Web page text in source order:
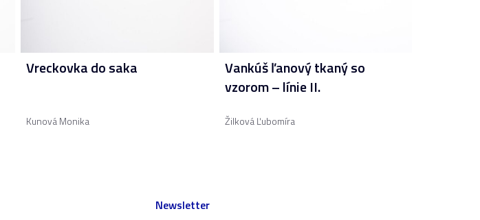
Vreckovka do saka
Kunová Monika
Vankúš ľanový tkaný so
vzorom – línie II.
Žilková Ľubomíra
Newsletter